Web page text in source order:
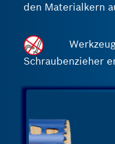
den Materialkern
Schraubenzieher